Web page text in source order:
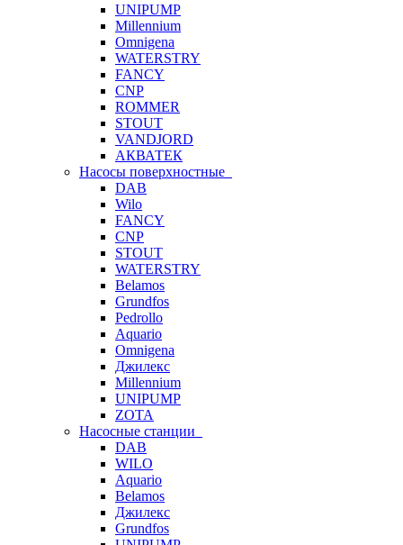
UNIPUMP
Millennium
Omnigena
WATERSTRY
FANCY
CNP
ROMMER
STOUT
VANDJORD
АКВАТЕК
Насосы поверхностные
DAB
Wilo
FANCY
CNP
STOUT
WATERSTRY
Belamos
Grundfos
Pedrollo
Aquario
Omnigena
Джилекс
Millennium
UNIPUMP
ZOTA
Насосные станции
DAB
WILO
Aquario
Belamos
Джилекс
Grundfos